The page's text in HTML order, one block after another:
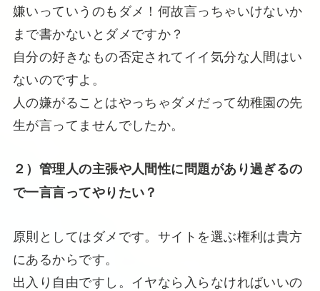
嫌いっていうのもダメ！何故言っちゃいけないか
まで書かないとダメですか？
自分の好きなもの否定されてイイ気分な人間はい
ないのですよ。
人の嫌がることはやっちゃダメだって幼稚園の先
生が言ってませんでしたか。
２）管理人の主張や人間性に問題があり過ぎるの
で一言言ってやりたい？
原則としてはダメです。サイトを選ぶ権利は貴方
にあるからです。
出入り自由ですし。イヤなら入らなければいいの